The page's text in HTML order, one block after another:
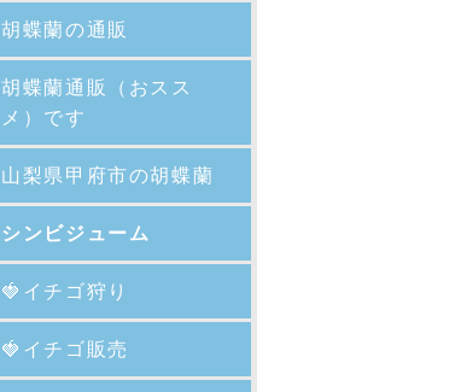
胡蝶蘭の通販
胡蝶蘭通販（おスス
メ）です
山梨県甲府市の胡蝶蘭
シンビジューム
🍓イチゴ狩り
🍓イチゴ販売